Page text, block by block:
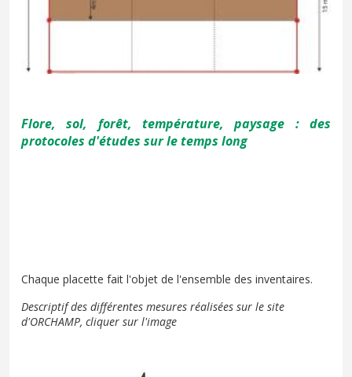
Flore, sol, forêt, température, paysage : des
protocoles d'études sur le temps long
Chaque placette fait l'objet de l'ensemble des inventaires.
Descriptif des différentes mesures réalisées sur le site
d'ORCHAMP, cliquer sur l'image